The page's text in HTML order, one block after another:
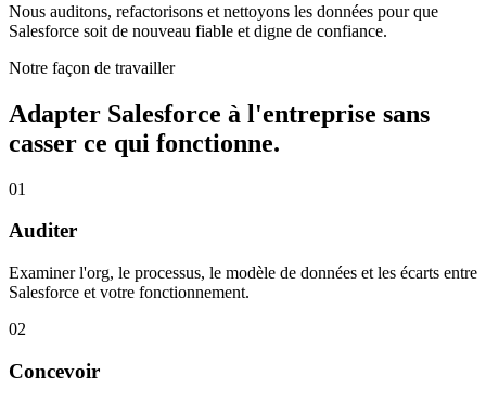
Nous auditons, refactorisons et nettoyons les données pour que
Salesforce soit de nouveau fiable et digne de confiance.
Notre façon de travailler
Adapter Salesforce à l'entreprise sans
casser ce qui fonctionne.
01
Auditer
Examiner l'org, le processus, le modèle de données et les écarts entre
Salesforce et votre fonctionnement.
02
Concevoir